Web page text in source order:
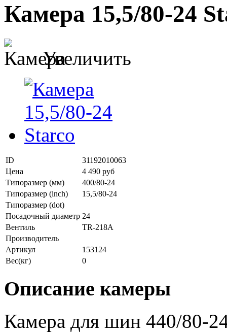
Камера 15,5/80-24
Увеличить
ID
31192010063
Цена
4 490 руб
Типоразмер (мм)
400/80-24
Типоразмер (inch)
15,5/80-24
Типоразмер (dot)
Посадочный диаметр 24
Вентиль
TR-218A
Производитель
Артикул
153124
Вес(кг)
0
Описание камеры
Камера для шин 440/80-